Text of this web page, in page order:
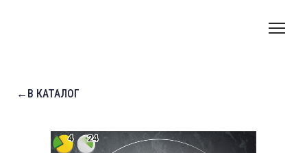
←В КАТАЛОГ